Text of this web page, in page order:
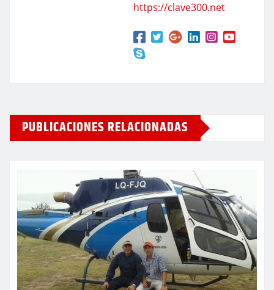
https://clave300.net
PUBLICACIONES RELACIONADAS